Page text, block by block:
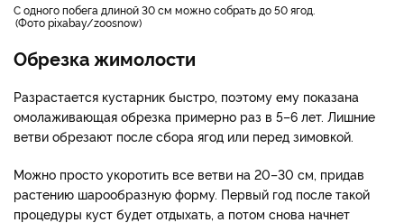
с одного побега длиной 30 см можно собрать до 50 ягод.
Фото pixabay/zoosnow
Обрезка жимолости
Разрастается кустарник быстро, поэтому ему показана
омолаживающая обрезка примерно раз в 5–6 лет. Лишние
ветви обрезают после сбора ягод или перед зимовкой.
Можно просто укоротить все ветви на 20–30 см, придав
растению шарообразную форму. Первый год после такой
процедуры куст будет отдыхать, а потом снова начнет